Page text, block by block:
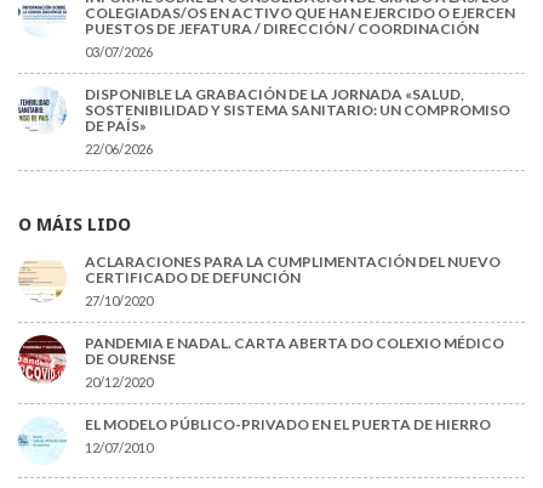
COLEGIADAS/OS EN ACTIVO QUE HAN EJERCIDO O EJERCEN
PUESTOS DE JEFATURA / DIRECCIÓN / COORDINACIÓN
03/07/2026
DISPONIBLE LA GRABACIÓN DE LA JORNADA «SALUD,
SOSTENIBILIDAD Y SISTEMA SANITARIO: UN COMPROMISO
DE PAÍS»
22/06/2026
O MÁIS LIDO
ACLARACIONES PARA LA CUMPLIMENTACIÓN DEL NUEVO
CERTIFICADO DE DEFUNCIÓN
27/10/2020
PANDEMIA E NADAL. CARTA ABERTA DO COLEXIO MÉDICO
DE OURENSE
20/12/2020
EL MODELO PÚBLICO-PRIVADO EN EL PUERTA DE HIERRO
12/07/2010